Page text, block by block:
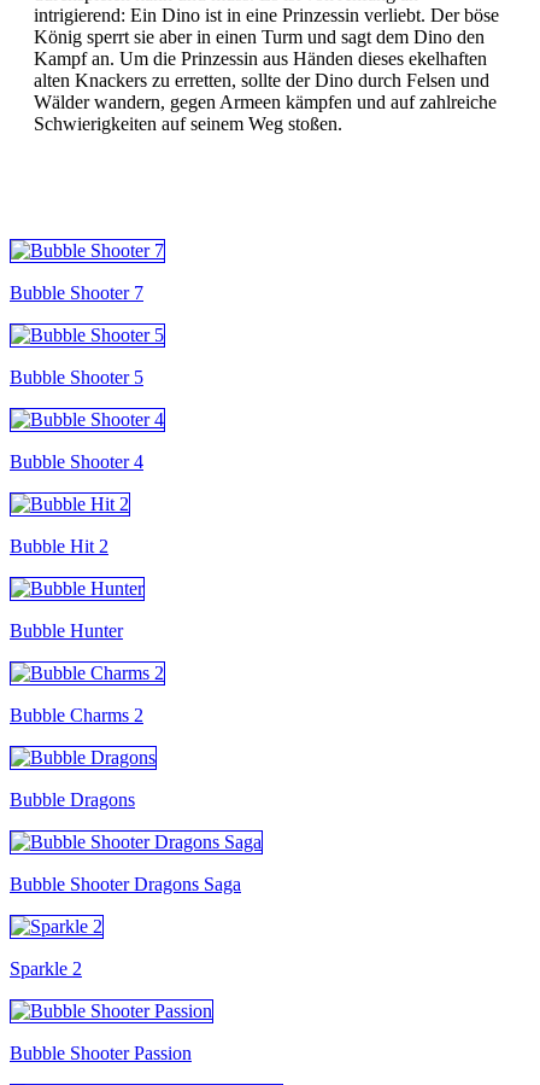
intrigierend: Ein Dino ist in eine Prinzessin verliebt. Der böse
König sperrt sie aber in einen Turm und sagt dem Dino den
Kampf an. Um die Prinzessin aus Händen dieses ekelhaften
alten Knackers zu erretten, sollte der Dino durch Felsen und
Wälder wandern, gegen Armeen kämpfen und auf zahlreiche
Schwierigkeiten auf seinem Weg stoßen.
Bubble Shooter 7
Bubble Shooter 5
Bubble Shooter 4
Bubble Hit 2
Bubble Hunter
Bubble Charms 2
Bubble Dragons
Bubble Shooter Dragons Saga
Sparkle 2
Bubble Shooter Passion